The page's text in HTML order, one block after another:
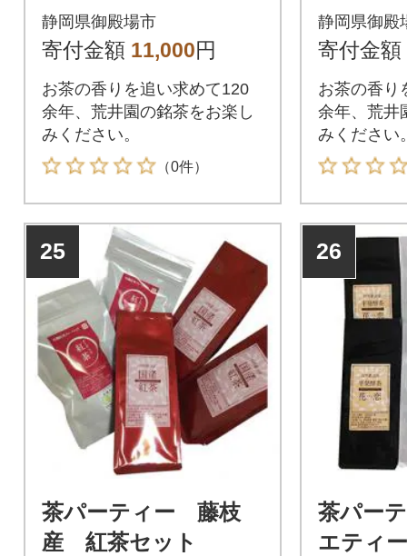
品、英国コンクール金
賞茶などのセット》
静岡県御殿場市
寄付金額 11,000円
お茶の香りを追い求めて120
余年、荒井園の銘茶をお楽し
みください。
（0件）
奨品、
金賞茶
静岡県御殿
寄付金額
お茶の香り
余年、荒井
みください
25
茶パーティー 藤枝
産 紅茶セット
26
茶パー
エティ